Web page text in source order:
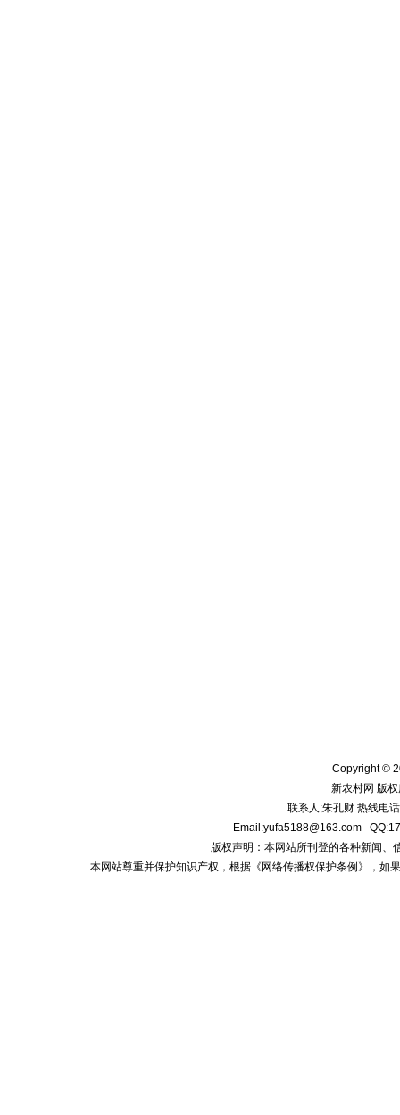
Copyright ©
新农村网 版
联系人;朱孔财 热线电
Email:yufa5188@163.com
版权声明：本网站所刊登的各种新闻、
本网站尊重并保护知识产权，根据《网络传播权保护条例》，如